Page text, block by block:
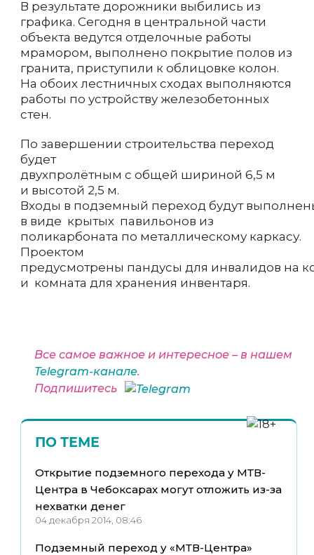
В результате дорожники выбились из
графика. Сегодня в центральной части
объекта ведутся отделочные работы
мрамором, выполнено покрытие полов из
гранита, приступили к облицовке колон.
На обоих лестничных сходах выполняются
работы по устройству железобетонных
стен.
По завершении строительства переход
будет
двухпролётным с общей шириной 6,5 м
и высотой 2,5 м.
Входы в подземный переход будут
в виде крытых павильонов из
поликарбоната по металлическому каркасу.
Проектом
предусмотрены пандусы для инвалидов на
и комната для хранения инвентаря.
Все самое важное и интересное – в нашем
Telegram-канале.
Подпишитесь
ПО ТЕМЕ
Открытие подземного перехода у МТВ-
Центра в Чебоксарах могут отложить из-за
нехватки денег
04 декабря 2014, 08:46
Подземный переход у «МТВ-Центра»